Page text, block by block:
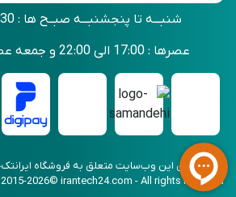
شنبـــه تا پنجشنبـــه صبــح ها : 09:30 الی 13:30
عصرها : 17:00 الی 22:00 و جمعه عصرها 17 الی 22
2015-2026© irantech24.com - All rights reserved